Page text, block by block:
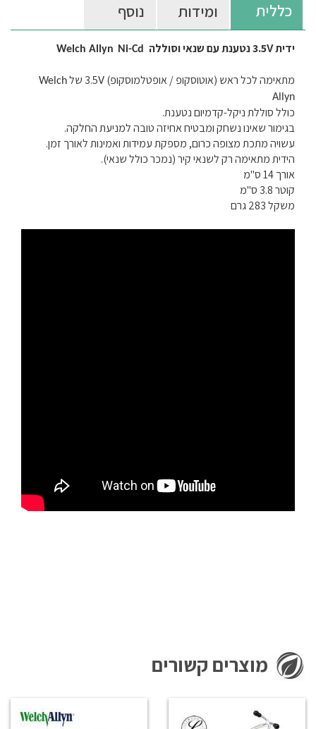
כללית
ומידות
נוסף
ידיתV3.5 נטענת עם שנאי וסוללה Ni-Cd
Welch Allyn
מתאימה לכל ראש (אוטוסקופ / אופטלמוסקופ) V3.5 של
Welch
Allyn
כולל סוללת ניקל-קדמיום נטענת.
בגימור שאינו נשחק ומבטיח אחיזה טובה למניעת החלקה.
עשויה מתכת מצופה כרום, מספקת עמידות ואמינות לאורך זמן.
הידית מתאימה רק לשנאי קיר (נמכר כולל שנאי).
אורך 14 ס"מ
קוטר 3.8 ס"מ
משקל 283 גרם
מוצרים קשורים